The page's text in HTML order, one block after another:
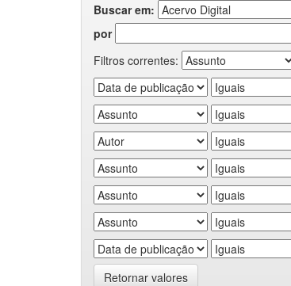
Buscar em:
por
Filtros correntes:
Retornar valores